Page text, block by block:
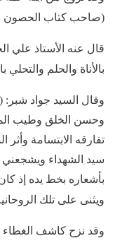
(صاحب كتاب الحصون
قال عنه الأستاذ علي
بالأناة والحلم والتحلي
وقال السيد جواد شبر:
وحسن الخلق وطيب
تفارقه الابتسامة
سيد الشهداء ويشجعني
بأشعاره بخط يده إذ
ويثنى على تلك
وقد نزح كاشف الغطاء